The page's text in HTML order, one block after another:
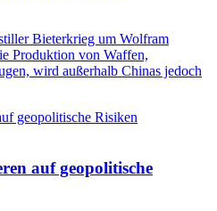
Bieterkrieg um Wolfram
Produktion von Waffen,
wird außerhalb Chinas jedoch
auf geopolitische